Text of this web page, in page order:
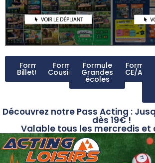
Formule
Billetterie
Formule
Cousinade
Formule
Grandes
écoles
Formule
CE/Asso
Découvrez notre Pass Acting :
dès 19€ !
Valable tous les mercredis et